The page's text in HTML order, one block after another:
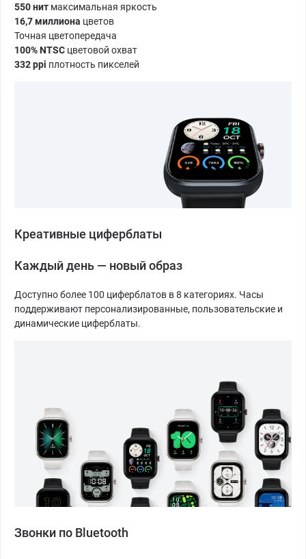
550 нит максимальная яркость
16,7 миллиона цветов
Точная цветопередача
100% NTSC цветовой охват
332 ppi плотность пикселей
Креативные циферблаты
Каждый день — новый образ
Доступно более 100 циферблатов в 8 категориях. Часы
поддерживают персонализированные, пользовательские и
динамические циферблаты.
Звонки по Bluetooth